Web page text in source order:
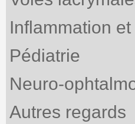
Inflammation
Pédiatrie
Neuro-
Autres regards